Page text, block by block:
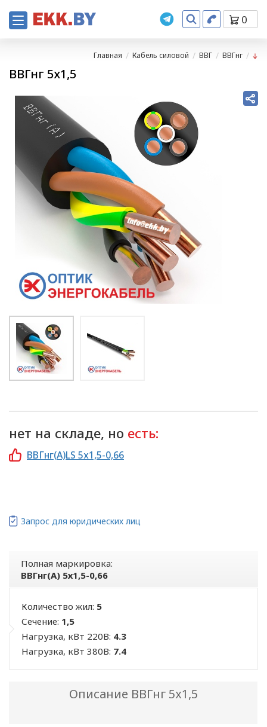
0
Главная Кабель силовой ВВГ ВВГнг
ВВГнг 5х1,5
Полная маркировка:
ВВГнг(А) 5х1,5-0,66
Количество жил: 5
Сечение: 1,5
Нагрузка, кВт 220В: 4.3
Нагрузка, кВт 380В: 7.4
нет на складе, но есть:
ВВГнг(А)LS 5х1,5-0,66
Запрос для юридических лиц
Описание ВВГнг 5х1,5